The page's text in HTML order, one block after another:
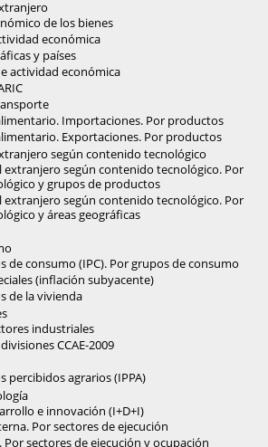
de los bienes
económica
y países
actividad económica
Importaciones. Por productos
Exportaciones. Por productos
según contenido tecnológico
extranjero según contenido tecnológico. Por
y grupos de productos
extranjero según contenido tecnológico. Por
y áreas geográficas
de consumo (IPC). Por grupos de consumo
(inflación subyacente)
de la vivienda
industriales
CCAE-2009
percibidos agrarios (IPPA)
e innovación (I+D+I)
Por sectores de ejecución
Por sectores de ejecución y ocupación